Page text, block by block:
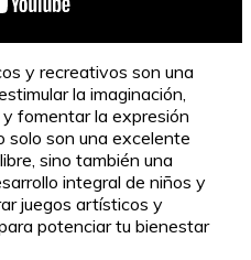
y recreativos son una
la imaginación,
fomentar la expresión
solo son una excelente
sino también una
integral de niños y
juegos artísticos y
potenciar tu bienestar